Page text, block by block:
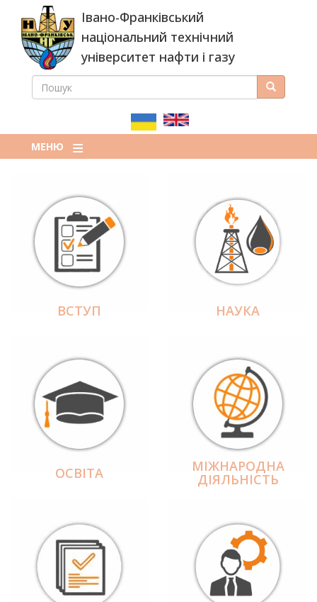
основного
вмісту
Івано-Франківський
національний технічний
університет нафти і газу
ПОШУКОВА
ПОШУК Пошук
МЕНЮ
ВСТУП НАУКА
ОСВІТА МІЖНАРОДНА
ДІЯЛЬНІCТЬ